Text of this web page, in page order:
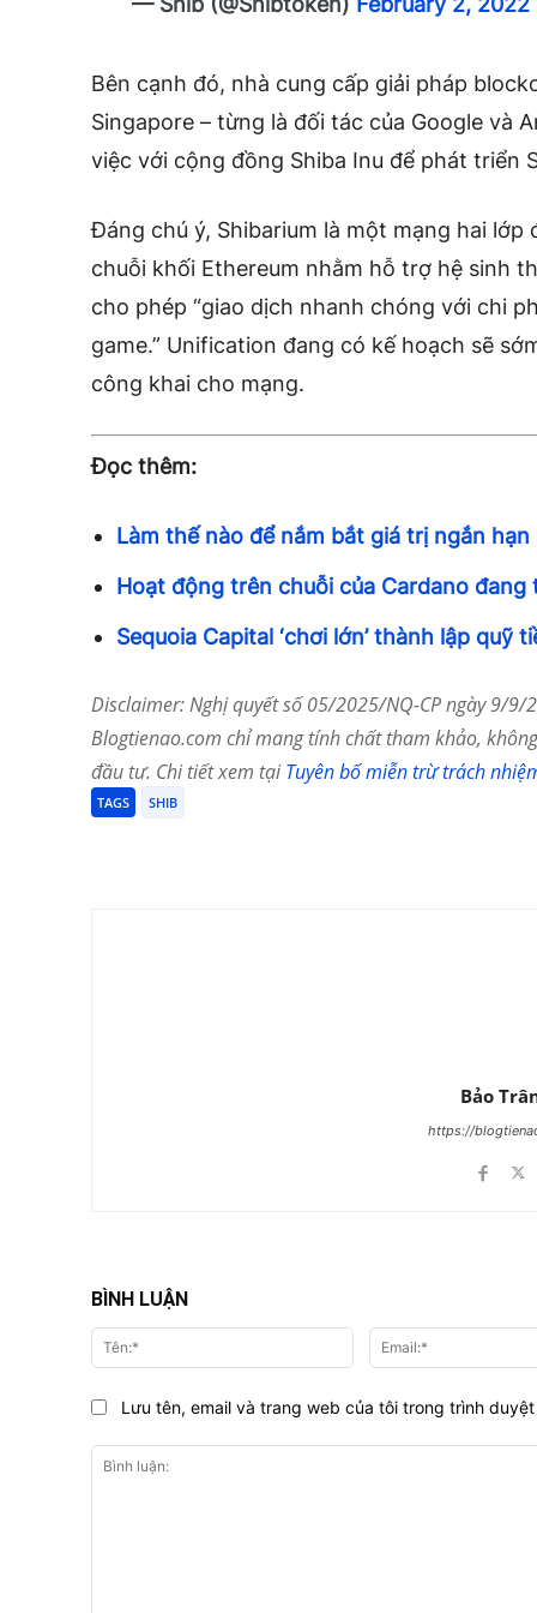
Bên cạnh đó, ​​nhà cung cấp giải pháp
Singapore – từng là đối tác của Google và
việc với cộng đồng Shiba Inu để phát triển
Đáng chú ý, Shibarium là một mạng hai
chuỗi khối Ethereum nhằm hỗ trợ hệ sinh
cho phép “giao dịch nhanh chóng với chi
game.” Unification đang có kế hoạch sẽ
công khai cho mạng.
Đọc thêm:
Làm thế nào để nắm bắt giá trị ngắn
Hoạt động trên chuỗi của Cardano
Sequoia Capital ‘chơi lớn’ thành lập quỹ
Disclaimer: Nghị quyết số 05/2025/NQ-CP ngày 9/
Blogtienao.com chỉ mang tính chất tham khảo,
đầu tư. Chi tiết xem tạiTuyên bố miễn trừ trách
TAGS SHIB
Bảo
https://
BÌNH LUẬN
Tên:*
Lưu tên, email và trang web của tôi trong trình